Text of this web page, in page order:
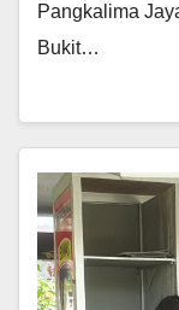
Pangkalima
Bukit…